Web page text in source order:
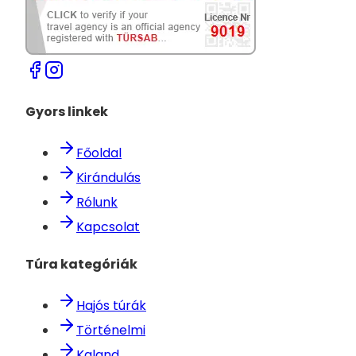
Gyors linkek
Főoldal
Kirándulás
Rólunk
Kapcsolat
Túra kategóriák
Hajós túrák
Történelmi